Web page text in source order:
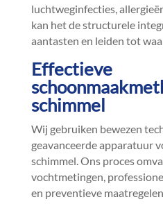
luchtweginfecties,
kan het de structurele
aantasten en leiden tot
Effectieve
schimmel
Wij gebruiken bewezen
geavanceerde apparatuur
schimmel.​ Ons proces
vochtmetingen,
en preventieve